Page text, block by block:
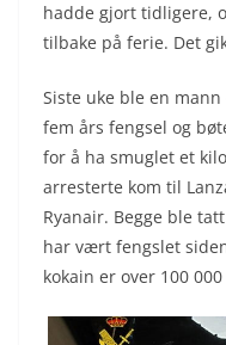
hadde gjort tidligere,
tilbake på ferie. Det
Siste uke ble en
fem års fengsel og
for å ha smuglet et
arresterte kom til
Ryanair. Begge ble
har vært fengslet
kokain er over 100